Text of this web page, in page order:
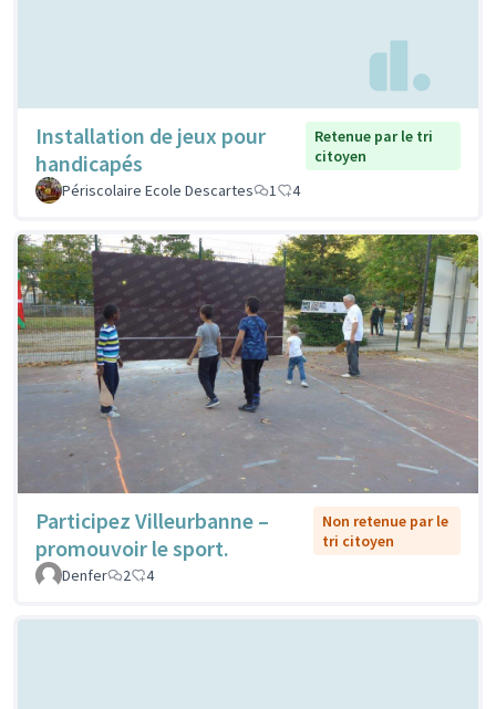
Installation de jeux pour
handicapés
Retenue par le tri
citoyen
Périscolaire Ecole Descartes
1 4
Participez Villeurbanne –
promouvoir le sport.
Non retenue par le
tri citoyen
Denfer
2 4